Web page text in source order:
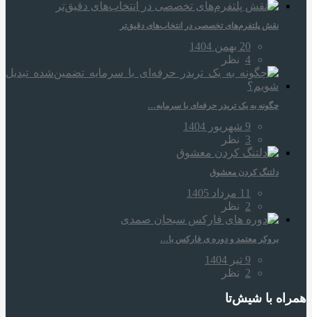
نقش پلتفرم‌های تخصصی در انتخاب‌های دقیق‌تر
20 بهمن 1404
4 نظر
چگونه به یک تریدر حرفه‌ای با سرمایه…
9 شهریور 1404
3 نظر
دلتنگ کردن معشوق
11 مرداد 1405
2 نظر
بروکر معتمد و دوره‌ ی فارکس با…
9 تیر 1404
2 نظر
همراه‌ با شیش‌تا